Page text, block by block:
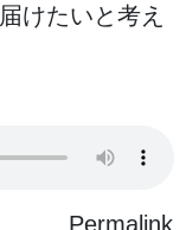
届けたいと考え
Permalink